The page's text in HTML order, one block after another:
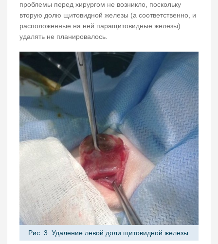
проблемы перед хирургом не возникло, поскольку
вторую долю щитовидной железы (а соответственно, и
расположенные на ней паращитовидные железы)
удалять не планировалось.
Рис. 3. Удаление левой доли щитовидной железы.